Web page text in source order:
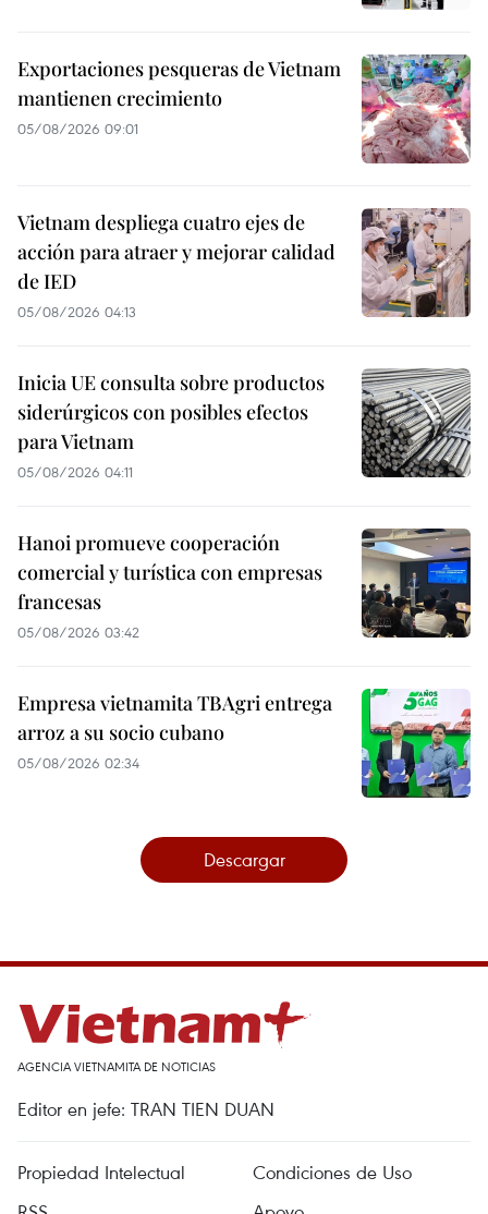
Exportaciones pesqueras de Vietnam
mantienen crecimiento
05/08/2026 09:01
Vietnam despliega cuatro ejes de
acción para atraer y mejorar calidad
de IED
05/08/2026 04:13
Inicia UE consulta sobre productos
siderúrgicos con posibles efectos
para Vietnam
05/08/2026 04:11
Hanoi promueve cooperación
comercial y turística con empresas
francesas
05/08/2026 03:42
Empresa vietnamita TBAgri entrega
arroz a su socio cubano
05/08/2026 02:34
Descargar
AGENCIA VIETNAMITA DE NOTICIAS
Editor en jefe: TRAN TIEN DUAN
Propiedad Intelectual
Condiciones de Uso